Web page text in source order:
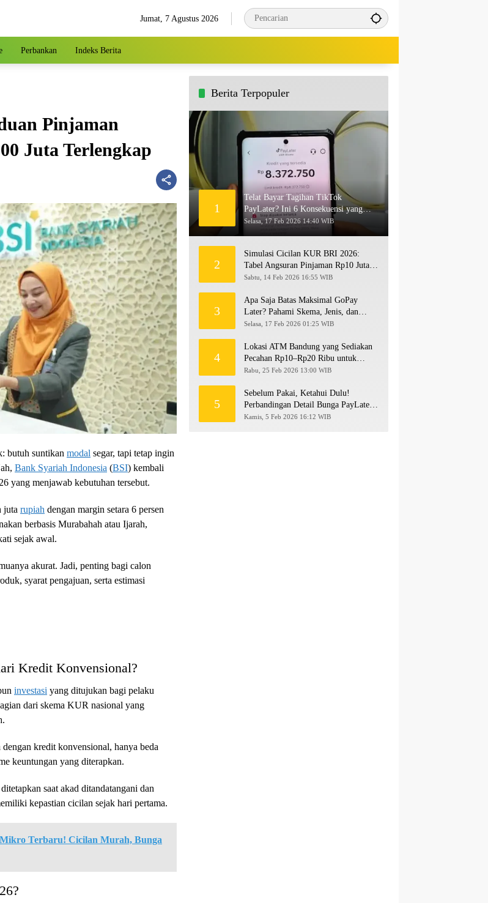
Jumat, 7 Agustus 2026
Perbankan Indeks Berita
Pinjaman
Juta Terlengkap
butuh suntikan modal segar, tapi tetap ingin
Bank Syariah Indonesia (BSI) kembali
yang menjawab kebutuhan tersebut.
juta rupiah dengan margin setara 6 persen
berbasis Murabahah atau Ijarah,
sejak awal.
akurat. Jadi, penting bagi calon
syarat pengajuan, serta estimasi
Kredit Konvensional?
investasi yang ditujukan bagi pelaku
dari skema KUR nasional yang
kredit konvensional, hanya beda
keuntungan yang diterapkan.
saat akad ditandatangani dan
kepastian cicilan sejak hari pertama.
Terbaru! Cicilan Murah, Bunga
Berita Terpopuler
1
Telat Bayar Tagihan TikTok
PayLater? Ini 6 Konsekuensi yang
Akan Terjadi
Selasa, 17 Feb 2026 14:40 WIB
2
Simulasi Cicilan KUR BRI 2026:
Tabel Angsuran Pinjaman Rp10 Juta
hingga Rp500 Juta
Sabtu, 14 Feb 2026 16:55 WIB
3
Apa Saja Batas Maksimal GoPay
Later? Pahami Skema, Jenis, dan
Langkah Upgrade Limit
Selasa, 17 Feb 2026 01:25 WIB
4
Lokasi ATM Bandung yang Sediakan
Pecahan Rp10–Rp20 Ribu untuk
Persiapan THR 2026!
Rabu, 25 Feb 2026 13:00 WIB
5
Sebelum Pakai, Ketahui Dulu!
Perbandingan Detail Bunga PayLater
Kredivo, SPayLater, dan SPinjam
Kamis, 5 Feb 2026 16:12 WIB